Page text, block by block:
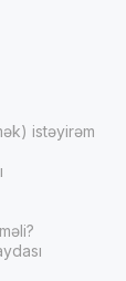
istəyirəm